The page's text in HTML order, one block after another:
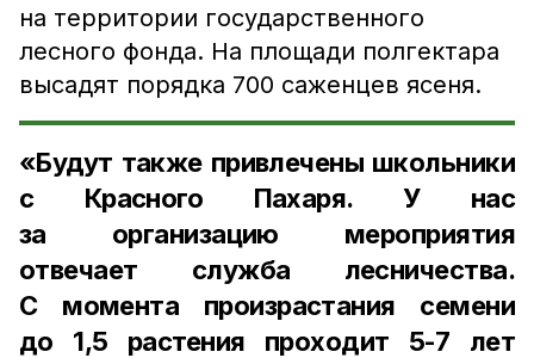
на территории государственного
лесного фонда. На площади полгектара
высадят порядка 700 саженцев ясеня.
«Будут также привлечены школьники
с Красного Пахаря. У нас
за организацию мероприятия
отвечает служба лесничества.
С момента произрастания семени
до 1,5 растения проходит 5-7 лет